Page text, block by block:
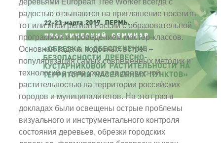
радостью отзываются на приглашение посетить
тот или иной регион России с образовательной
программой и проведением мастер-классов.
Основная задача подобных встреч –
популяризация самых современных методик и
технологий в деле ухода за древесной
растительностью на территории российских
городов и муниципалитетов. На этот раз в
докладах были освещены острые проблемы
визуального и инструментального контроля
состояния деревьев, обрезки городских